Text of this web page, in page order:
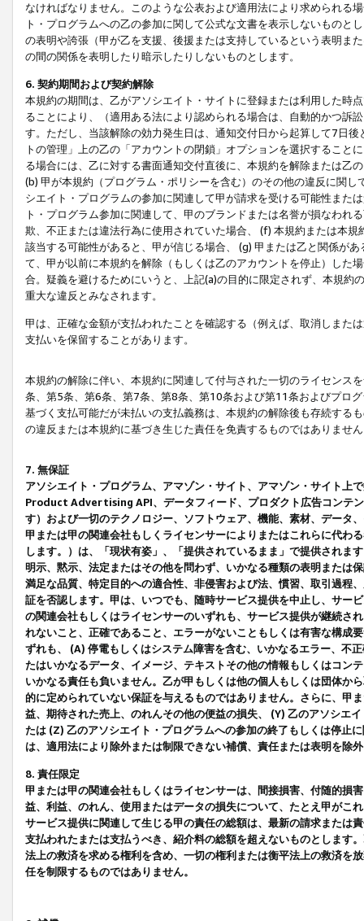
なければなりません。このような公表および適用法により求められる
ト・プログラムへの乙の参加に関して公式な文書を表示しないもの
の表明や誇張（甲が乙を支援、後援または支持しているという表明ま
の間の関係を表明したり暗示したりしないものとします。
6. 契約期間および契約解除
本規約の期間は、乙がアソシエイト・サイトに登録または利用した時
ることにより、（適用ある法により認められる場合は、自動的かつ訴
す。ただし、当該解除の効力発生日は、通知交付日から起算して7日
トの管理」上の乙の「アカウントの閉鎖」オプションを選択するこ
る場合には、乙に対する書面通知交付直後に、本規約を解除または乙
(b) 甲が本規約（プログラム・ポリシーを含む）のその他の違反に関
シエイト・プログラムの参加に関連して甲が請求を受ける可能性また
ト・プログラム参加に関連して、甲のブランドまたは名誉が損なわれ
欺、不正または違法行為に使用されていた場合、 (f) 本規約または本
該当する可能性があると、甲が信じる場合、 (g) 甲または乙と関係が
て、甲が以前に本規約を解除（もしくは乙のアカウントを停止）した
合。疑義を避けるためにいうと、上記(a)の目的に限定されず、本規
重大な違反とみなされます。
甲は、正確な金額が支払われたことを確認する（例えば、取消しまた
支払いを保留することがあります。
本規約の解除に伴い、本規約に関連して付与された一切のライセンス
条、第5条、第6条、第7条、第8条、第10条および第11条およびプロ
基づく支払可能だが未払いの支払義務は、本規約の解除後も存続する
の違反または本規約に基づき生じた責任を免責するものではありませ
7. 無保証
アソシエイト・プログラム、アマゾン・サイト、アマゾン・サイト上
Product Advertising API、データフィード、プロダクト広告コンテ
す）および一切のテクノロジー、ソフトウェア、機能、素材、データ
甲または甲の関連会社もしくライセンサーによりまたはこれらに代わ
します。）は、「現状有姿」、「提供されているまま」で提供されま
明示、黙示、法定またはその他を問わず、いかなる種類の表明または
満足な品質、特定目的への適合性、非侵害および法、慣習、取引過程
証を否認します。甲は、いつでも、随時サービス提供を中止し、サー
の関連会社もしくはライセンサーのいずれも、サービス提供が継続さ
れないこと、正確であること、エラーがないこともしくは有害な構成
ずれも、 (A) 停電もしくはシステム障害を含む、いかなるエラー、不
たはいかなるデータ、イメージ、テキストその他の情報もしくはコン
いかなる責任も負いません。乙が甲もしくは他の個人もしくは団体か
的に定められていない保証を与えるものではありません。さらに、甲
益、期待された売上、のれんその他の便益の損失、 (Y) 乙のアソシエ
たは (Z) 乙のアソシエイト・プログラムへの参加の終了もしくは停止
は、適用法により除外または制限できない補償、責任または表明を除
8. 責任限定
甲または甲の関連会社もしくはライセンサーは、間接損害、付随的損
益、利益、のれん、使用またはデータの損失について、たとえ甲がこ
サービス提供に関連して生じる甲の責任の総額は、最新の請求または
支払われたまたは支払うべき、紹介料の総額を超えないものとします
法上の救済を求める権利を含め、一切の権利または衡平法上の救済を
任を制限するものではありません。